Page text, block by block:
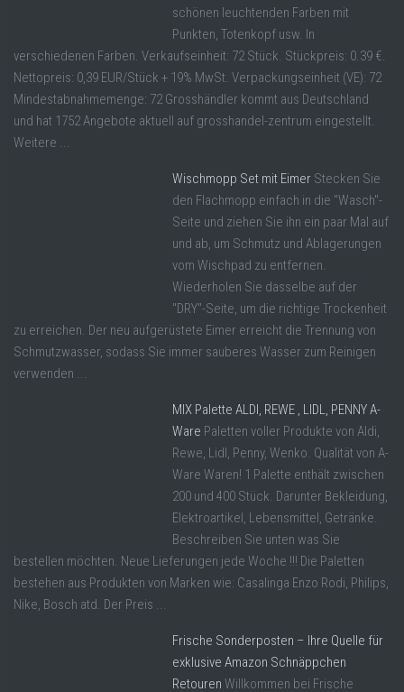
schönen leuchtenden Farben mit
Punkten, Totenkopf usw. In
verschiedenen Farben. Verkaufseinheit: 72 Stück. Stückpreis: 0.39 €.
Nettopreis: 0,39 EUR/Stück + 19% MwSt. Verpackungseinheit (VE): 72
Mindestabnahmemenge: 72 Grosshändler kommt aus Deutschland
und hat 1752 Angebote aktuell auf grosshandel-zentrum eingestellt.
Weitere ...
Wischmopp Set mit Eimer Stecken Sie
den Flachmopp einfach in die "Wasch"-
Seite und ziehen Sie ihn ein paar Mal auf
und ab, um Schmutz und Ablagerungen
vom Wischpad zu entfernen.
Wiederholen Sie dasselbe auf der
"DRY"-Seite, um die richtige Trockenheit
zu erreichen. Der neu aufgerüstete Eimer erreicht die Trennung von
Schmutzwasser, sodass Sie immer sauberes Wasser zum Reinigen
verwenden ...
MIX Palette ALDI, REWE , LIDL, PENNY A-
Ware Paletten voller Produkte von Aldi,
Rewe, Lidl, Penny, Wenko. Qualität von A-
Ware Waren! 1 Palette enthält zwischen
200 und 400 Stück. Darunter Bekleidung,
Elektroartikel, Lebensmittel, Getränke.
Beschreiben Sie unten was Sie
bestellen möchten. Neue Lieferungen jede Woche !!! Die Paletten
bestehen aus Produkten von Marken wie: Casalinga Enzo Rodi, Philips,
Nike, Bosch atd. Der Preis ...
Frische Sonderposten – Ihre Quelle für
exklusive Amazon Schnäppchen
Retouren Willkommen bei Frische